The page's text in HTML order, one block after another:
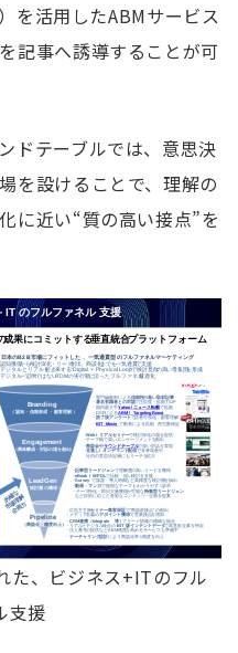
を活用したABMサービス
記事へ誘導することが可
ドテーブルでは、意思決
を設けることで、理解の
に近い“質の高い接点”を
た、ビジネス+ITのフル
支援